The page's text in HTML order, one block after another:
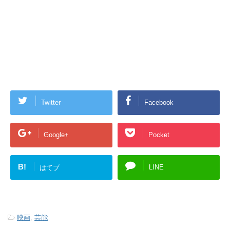
Twitter Facebook
Google+ Pocket
B! はてブ LINE
-映画, 芸能